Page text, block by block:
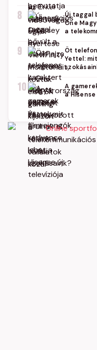
8
Új taggal
One
a
9
Öt
Yettel:
10
A
a